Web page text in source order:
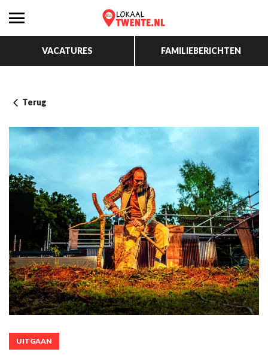
VACATURES FAMILIEBERICHTEN
Terug
UITGAAN